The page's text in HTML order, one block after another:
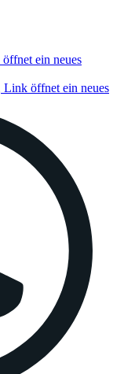
ein neues
öffnet ein neues